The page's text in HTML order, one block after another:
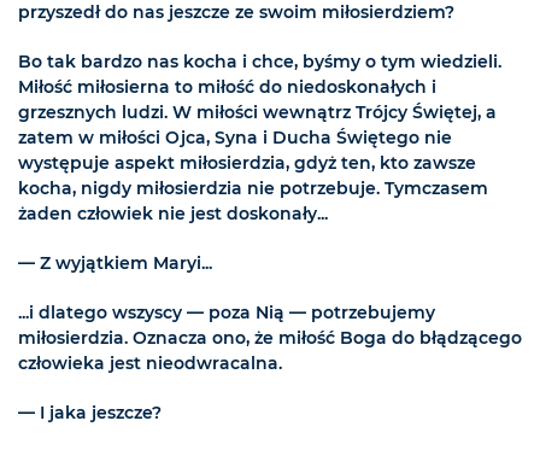
przyszedł do nas jeszcze ze swoim miłosierdziem?
Bo tak bardzo nas kocha i chce, byśmy o tym wiedzieli.
Miłość miłosierna to miłość do niedoskonałych i
grzesznych ludzi. W miłości wewnątrz Trójcy Świętej, a
zatem w miłości Ojca, Syna i Ducha Świętego nie
występuje aspekt miłosierdzia, gdyż ten, kto zawsze
kocha, nigdy miłosierdzia nie potrzebuje. Tymczasem
żaden człowiek nie jest doskonały...
— Z wyjątkiem Maryi...
...i dlatego wszyscy — poza Nią — potrzebujemy
miłosierdzia. Oznacza ono, że miłość Boga do błądzącego
człowieka jest nieodwracalna.
— I jaka jeszcze?